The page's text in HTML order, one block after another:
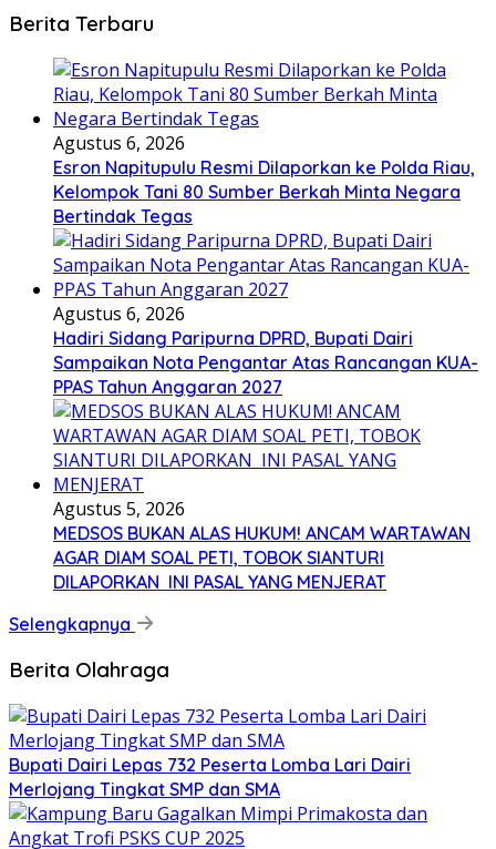
Berita Terbaru
Agustus 6, 2026
Esron Napitupulu Resmi Dilaporkan ke Polda Riau,
Kelompok Tani 80 Sumber Berkah Minta Negara
Bertindak Tegas
Agustus 6, 2026
Hadiri Sidang Paripurna DPRD, Bupati Dairi
Sampaikan Nota Pengantar Atas Rancangan KUA-
PPAS Tahun Anggaran 2027
Agustus 5, 2026
MEDSOS BUKAN ALAS HUKUM! ANCAM WARTAWAN
AGAR DIAM SOAL PETI, TOBOK SIANTURI
DILAPORKAN INI PASAL YANG MENJERAT
Selengkapnya
Berita Olahraga
Bupati Dairi Lepas 732 Peserta Lomba Lari Dairi
Merlojang Tingkat SMP dan SMA